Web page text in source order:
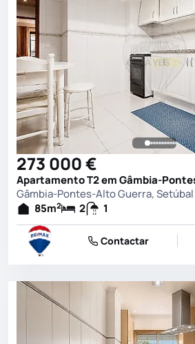
273 000 €
Gâmbia-Pontes-Alto Guerra, Setúbal
85m2 2 1
Contactar